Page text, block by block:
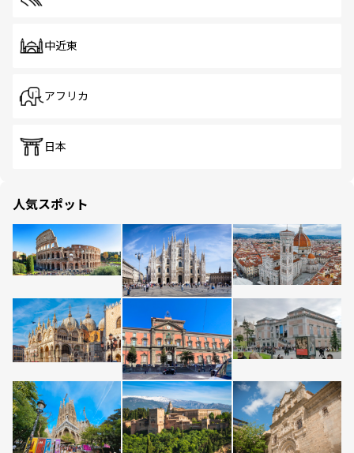
中近東
アフリカ
日本
人気スポット